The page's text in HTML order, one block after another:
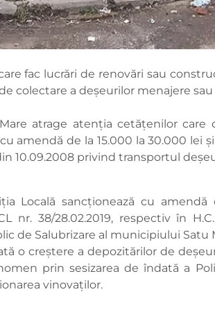
fac lucrări de renovări sau
colectare a deșeurilor menajere
atrage atenția cetățenilor
amendă de la 15.000 la 30.000 lei
10.09.2008 privind transportul
Locală sancționează cu
nr. 38/28.02.2019, respectiv în
de Salubrizare al municipiului Satu
o creștere a depozitărilor de
prin sesizarea de îndată a
vinovaților.